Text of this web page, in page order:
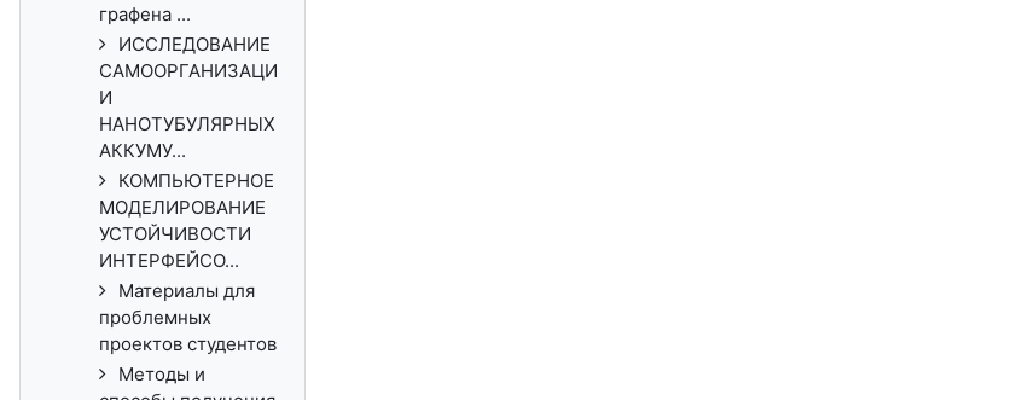
графена ...
ИССЛЕДОВАНИЕ
САМООРГАНИЗАЦИ
И
НАНОТУБУЛЯРНЫХ
АККУМУ...
КОМПЬЮТЕРНОЕ
МОДЕЛИРОВАНИЕ
УСТОЙЧИВОСТИ
ИНТЕРФЕЙСО...
Материалы для
проблемных
проектов студентов
Методы и